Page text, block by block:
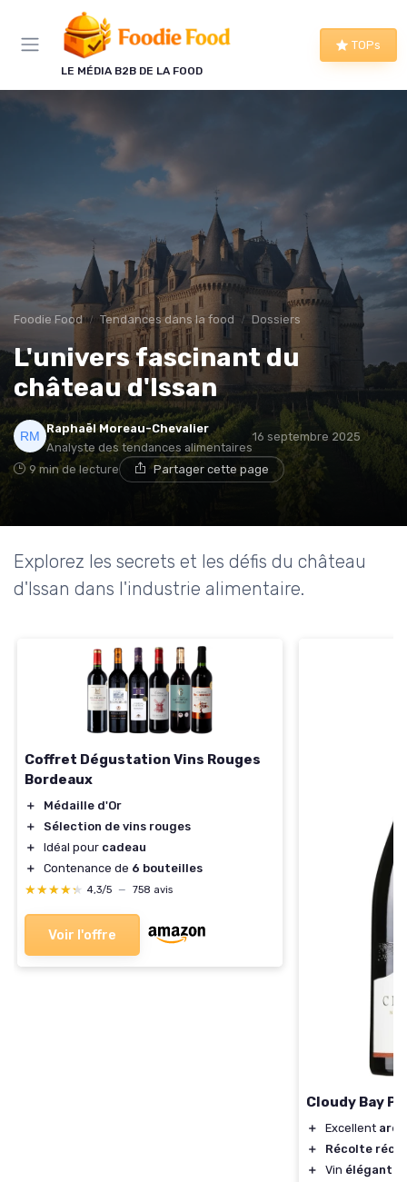
LE MÉDIA B2B DE LA FOOD
TOPs
Foodie Food Tendances dans la food Dossiers
L'univers fascinant du
château d'Issan
Raphaël Moreau-Chevalier
Analyste des tendances alimentaires
16 septembre 2025
9 min de lecture Partager cette page
Explorez les secrets et les défis du château
d'Issan dans l'industrie alimentaire.
Coffret Dégustation Vins Rouges
Bordeaux
＋
Médaille d'Or
＋
Sélection de vins rouges
＋
Idéal pour cadeau
＋
Contenance de 6 bouteilles
★★★★★
★★★★★ 4,3/5 — 758 avis
Voir l'offre
Cloudy Bay
＋ Excellent
＋
Récolte
＋
Vin élégant
Panneau de gestion des cookies